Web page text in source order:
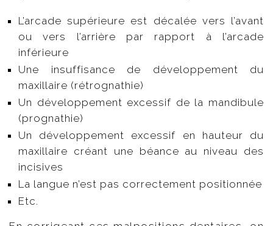
L’arcade supérieure est décalée vers l’avant
ou vers l’arrière par rapport à l’arcade
inférieure
Une insuffisance de développement du
maxillaire (rétrognathie)
Un développement excessif de la mandibule
(prognathie)
Un développement excessif en hauteur du
maxillaire créant une béance au niveau des
incisives
La langue n’est pas correctement positionnée
Etc.